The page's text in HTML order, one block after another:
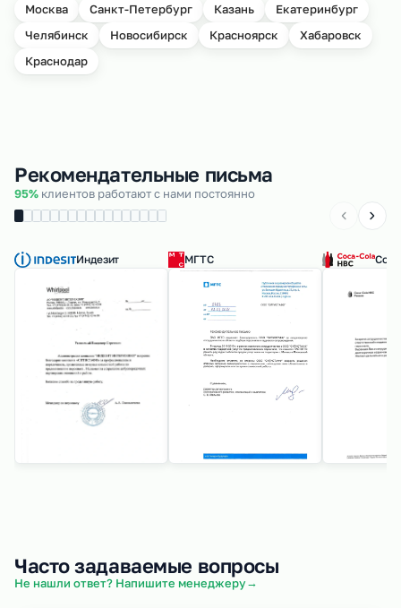
Москва Санкт-Петербург Казань
Екатеринбург
Челябинск
Новосибирск Красноярск
Хабаровск
Краснодар
Рекомендательные письма
95% клиентов работают с нами постоянно
Индезит МГТС
Часто задаваемые вопросы
Не нашли ответ? Напишите менеджеру→